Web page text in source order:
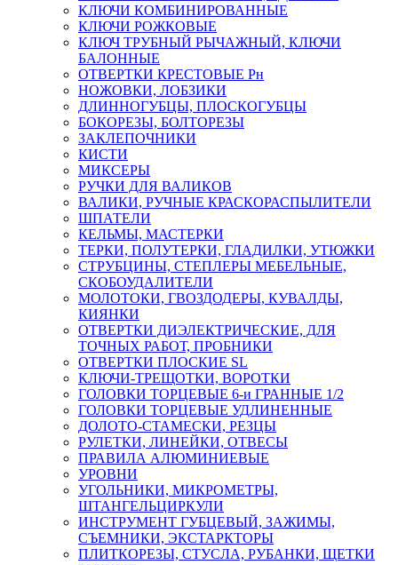
КЛЮЧИ КОМБИНИРОВАННЫЕ
КЛЮЧИ РОЖКОВЫЕ
КЛЮЧ ТРУБНЫЙ РЫЧАЖНЫЙ, КЛЮЧИ
БАЛОННЫЕ
ОТВЕРТКИ КРЕСТОВЫЕ Рн
НОЖОВКИ, ЛОБЗИКИ
ДЛИННОГУБЦЫ, ПЛОСКОГУБЦЫ
БОКОРЕЗЫ, БОЛТОРЕЗЫ
ЗАКЛЕПОЧНИКИ
КИСТИ
МИКСЕРЫ
РУЧКИ ДЛЯ ВАЛИКОВ
ВАЛИКИ, РУЧНЫЕ КРАСКОРАСПЫЛИТЕЛИ
ШПАТЕЛИ
КЕЛЬМЫ, МАСТЕРКИ
ТЕРКИ, ПОЛУТЕРКИ, ГЛАДИЛКИ, УТЮЖКИ
СТРУБЦИНЫ, СТЕПЛЕРЫ МЕБЕЛЬНЫЕ,
СКОБОУДАЛИТЕЛИ
МОЛОТОКИ, ГВОЗДОДЕРЫ, КУВАЛДЫ,
КИЯНКИ
ОТВЕРТКИ ДИЭЛЕКТРИЧЕСКИЕ, ДЛЯ
ТОЧНЫХ РАБОТ, ПРОБНИКИ
ОТВЕРТКИ ПЛОСКИЕ SL
КЛЮЧИ-ТРЕЩОТКИ, ВОРОТКИ
ГОЛОВКИ ТОРЦЕВЫЕ 6-и ГРАННЫЕ 1/2
ГОЛОВКИ ТОРЦЕВЫЕ УДЛИНЕННЫЕ
ДОЛОТО-СТАМЕСКИ, РЕЗЦЫ
РУЛЕТКИ, ЛИНЕЙКИ, ОТВЕСЫ
ПРАВИЛА АЛЮМИНИЕВЫЕ
УРОВНИ
УГОЛЬНИКИ, МИКРОМЕТРЫ,
ШТАНГЕЛЬЦИРКУЛИ
ИНСТРУМЕНТ ГУБЦЕВЫЙ, ЗАЖИМЫ,
СЪЕМНИКИ, ЭКСТАРКТОРЫ
ПЛИТКОРЕЗЫ, СТУСЛА, РУБАНКИ, ЩЕТКИ